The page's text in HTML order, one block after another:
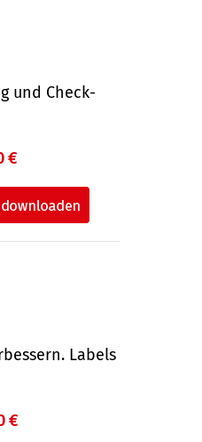
und Check­
€
Labels
€